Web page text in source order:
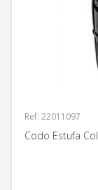
Ref: 22011097
Codo Estufa